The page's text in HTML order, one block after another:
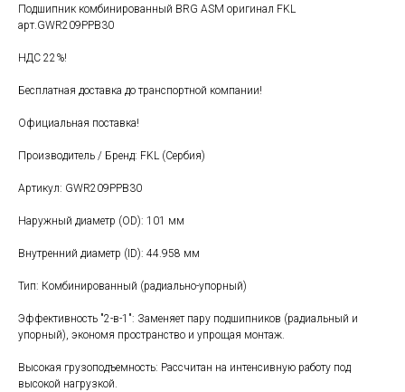
Подшипник комбинированный BRG ASM оригинал FKL
арт.GWR209PPB30
НДС 22%!
Бесплатная доставка до транспортной компании!
Официальная поставка!
Производитель / Бренд: FKL (Сербия)
Артикул: GWR209PPB30
Наружный диаметр (OD): 101 мм
Внутренний диаметр (ID): 44.958 мм
Тип: Комбинированный (радиально-упорный)
Эффективность "2-в-1": Заменяет пару подшипников (радиальный и
упорный), экономя пространство и упрощая монтаж.
Высокая грузоподъемность: Рассчитан на интенсивную работу под
высокой нагрузкой.